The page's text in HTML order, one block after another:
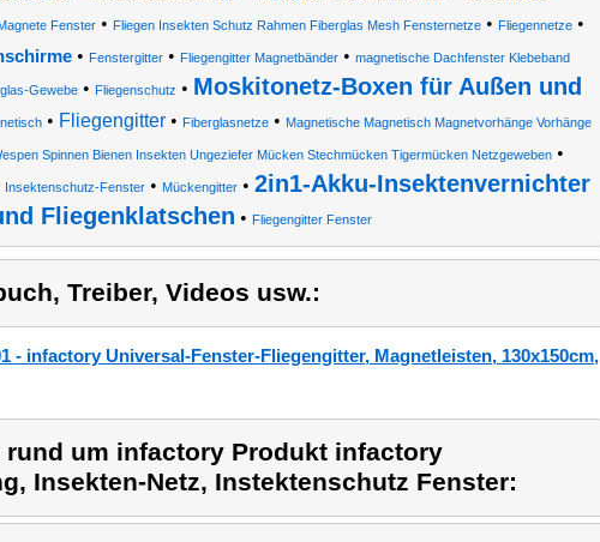
Fenster• Fliegen Insekten Schutz Rahmen Fiberglas Mesh Fensternetze• Fliegennetze•
• Fenstergitter• Fliegengitter Magnetbänder• magnetische Dachfenster Klebeband
Gewebe• Fliegenschutz • Moskitonetz-Boxen für Außen und
• Fliegengitter • Fiberglasnetze • Magnetische Magnetisch Magnetvorhänge Vorhänge
Spinnen Bienen Insekten Ungeziefer Mücken Stechmücken Tigermücken Netzgeweben•
Insektenschutz-Fenster • Mückengitter • 2in1-Akku-Insektenvernichter
Fliegenklatschen • Fliegengitter Fenster
Treiber, Videos usw.:
- infactory Universal-Fenster-Fliegengitter, Magnetleisten, 130x150cm,
um infactory Produkt infactory
Insekten-Netz, Instektenschutz Fenster: